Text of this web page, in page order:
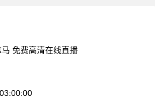
免费高清在线直播